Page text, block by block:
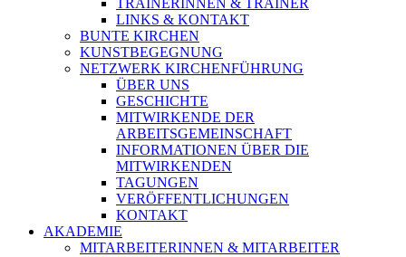
TRAINERINNEN & TRAINER
LINKS & KONTAKT
BUNTE KIRCHEN
KUNSTBEGEGNUNG
NETZWERK KIRCHENFÜHRUNG
ÜBER UNS
GESCHICHTE
MITWIRKENDE DER
ARBEITSGEMEINSCHAFT
INFORMATIONEN ÜBER DIE
MITWIRKENDEN
TAGUNGEN
VERÖFFENTLICHUNGEN
KONTAKT
AKADEMIE
MITARBEITERINNEN & MITARBEITER